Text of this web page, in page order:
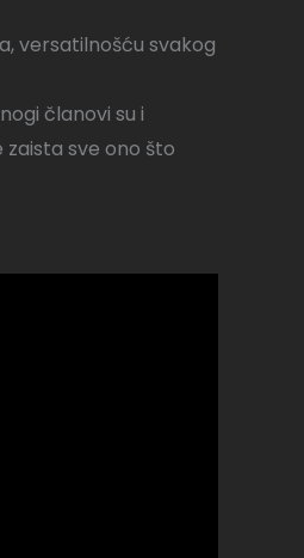
versatilnošću svakog
članovi su i
sve ono što